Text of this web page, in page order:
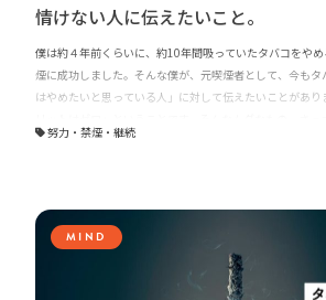
情けない人に伝えたいこと。
僕は約４年前くらいに、約10年間吸っていたタバコをや
煙に成功しました。そんな僕が、元喫煙者として、今も
はやめたいと思っている人」に対して伝えたいことがあり
ということで今回は、「タバコはムダ」禁煙から４年、
努力・ 禁煙・ 継続
MIND